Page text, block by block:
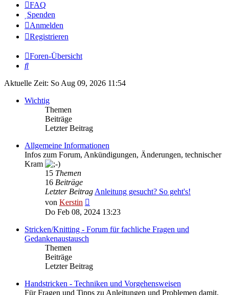
FAQ
Spenden
Anmelden
Registrieren
Foren-Übersicht
Suche
Aktuelle Zeit: So Aug 09, 2026 11:54
Wichtig
Themen
Beiträge
Letzter Beitrag
Allgemeine Informationen
Infos zum Forum, Ankündigungen, Änderungen, technischer
Kram
15 Themen
16 Beiträge
Letzter BeitragAnleitung gesucht? So geht's!
von Kerstin
Beitrag
Do Feb 08, 2024 13:23
Stricken/Knitting - Forum für fachliche Fragen und
Gedankenaustausch
Themen
Beiträge
Letzter Beitrag
Handstricken - Techniken und Vorgehensweisen
Für Fragen und Tipps zu Anleitungen und Problemen damit,